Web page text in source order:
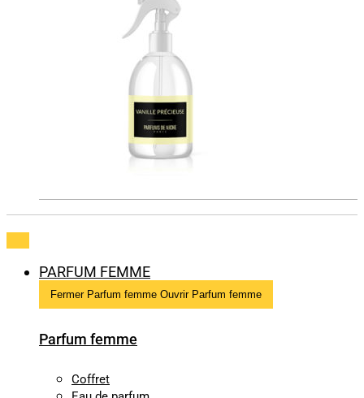
PARFUM FEMME
Fermer Parfum femme Ouvrir Parfum femme
Parfum femme
Coffret